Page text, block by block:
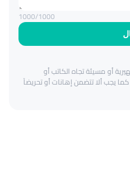
1000/1000
أو مسيئة تجاه الكاتب أو
يجب ألا تتضمن إهانات أو تحريضاً